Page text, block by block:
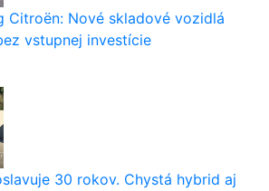
Citroën: Nové skladové vozidlá
vstupnej investície
30 rokov. Chystá hybrid aj